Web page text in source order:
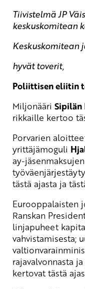
Tiivistelmä JP
keskuskomitean
Keskuskomitean
hyvät toverit,
Poliittisen eliitin
Miljonääri Sipilän
rikkaille kertoo
Porvarien
yrittäjämoguli
ay-
tästä ajasta ja
Eurooppalaisten
Ranskan
linjapuheet
vahvistamisesta;
rajavalvonnasta
kertovat tästä